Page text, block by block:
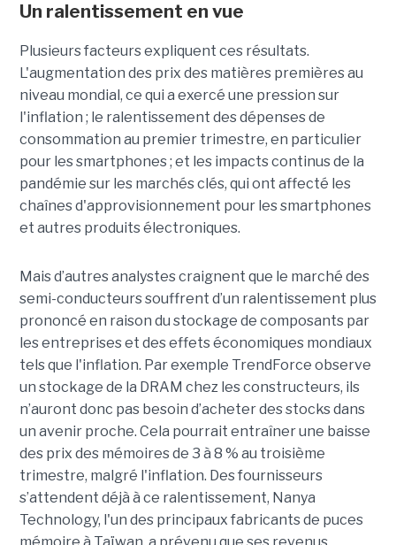
Un ralentissement en vue
Plusieurs facteurs expliquent ces résultats.
L'augmentation des prix des matières premières au
niveau mondial, ce qui a exercé une pression sur
l'inflation ; le ralentissement des dépenses de
consommation au premier trimestre, en particulier
pour les smartphones ; et les impacts continus de la
pandémie sur les marchés clés, qui ont affecté les
chaînes d'approvisionnement pour les smartphones
et autres produits électroniques.
Mais d’autres analystes craignent que le marché des
semi-conducteurs souffrent d’un ralentissement plus
prononcé en raison du stockage de composants par
les entreprises et des effets économiques mondiaux
tels que l'inflation. Par exemple TrendForce observe
un stockage de la DRAM chez les constructeurs, ils
n’auront donc pas besoin d’acheter des stocks dans
un avenir proche. Cela pourrait entraîner une baisse
des prix des mémoires de 3 à 8 % au troisième
trimestre, malgré l'inflation. Des fournisseurs
s’attendent déjà à ce ralentissement, Nanya
Technology, l'un des principaux fabricants de puces